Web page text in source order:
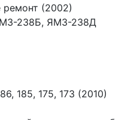
ремонт (2002)
238Б, ЯМЗ-238Д
185, 175, 173 (2010)